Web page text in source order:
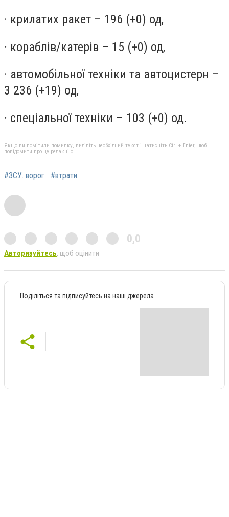
· крилатих ракет – 196 (+0) од,
· кораблів/катерів – 15 (+0) од,
· автомобільної техніки та автоцистерн –
3 236 (+19) од,
· спеціальної техніки – 103 (+0) од.
Якщо ви помітили помилку, виділіть необхідний текст і натисніть Ctrl + Enter, щоб
повідомити про це редакцію
#ЗСУ. ворог #втрати
0,0
Авторизуйтесь, щоб оцінити
Поділіться та підписуйтесь на наші джерела